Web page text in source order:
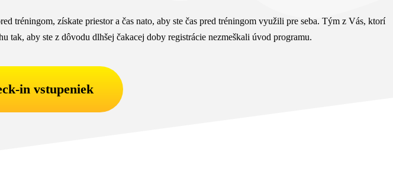
tréningom, získate priestor a čas nato, aby ste čas pred tréningom využili pre seba. Tým z Vás, ktorí
tak, aby ste z dôvodu dlhšej čakacej doby registrácie nezmeškali úvod programu.
in vstupeniek